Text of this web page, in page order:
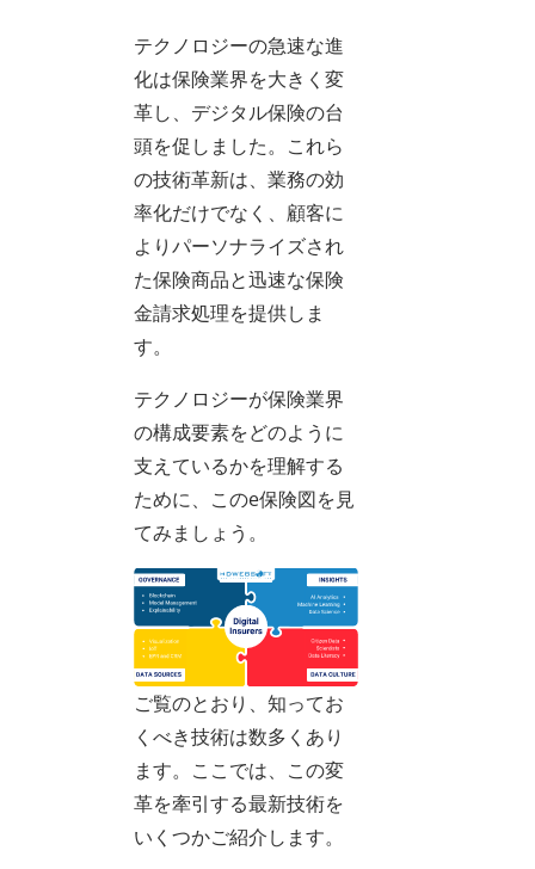
テクノロジーの急速な進
化は保険業界を大きく変
革し、デジタル保険の台
頭を促しました。これら
の技術革新は、業務の効
率化だけでなく、顧客に
よりパーソナライズされ
た保険商品と迅速な保険
金請求処理を提供しま
す。
テクノロジーが保険業界
の構成要素をどのように
支えているかを理解する
ために、このe保険図を見
てみましょう。
ご覧のとおり、知ってお
くべき技術は数多くあり
ます。ここでは、この変
革を牽引する最新技術を
いくつかご紹介します。